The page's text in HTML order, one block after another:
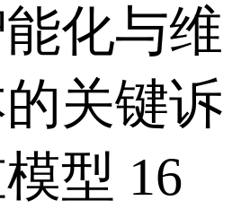
化与维
关键诉
型 16